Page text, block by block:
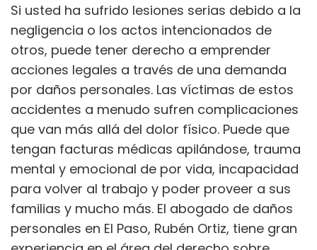
Si usted ha sufrido lesiones serias debido a la
negligencia o los actos intencionados de
otros, puede tener derecho a emprender
acciones legales a través de una demanda
por daños personales. Las víctimas de estos
accidentes a menudo sufren complicaciones
que van más allá del dolor físico. Puede que
tengan facturas médicas apilándose, trauma
mental y emocional de por vida, incapacidad
para volver al trabajo y poder proveer a sus
familias y mucho más. El abogado de daños
personales en El Paso, Rubén Ortiz, tiene gran